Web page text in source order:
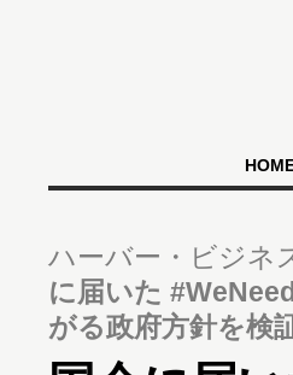
ハーバー・ビジネ
に届いた
がる政府方針を検